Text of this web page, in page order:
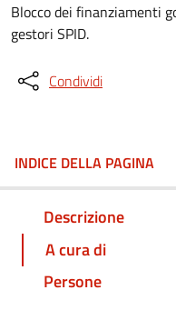
Blocco dei finanziamenti
gestori SPID.
Condividi
INDICE DELLA PAGINA
Descrizione
A cura di
Persone